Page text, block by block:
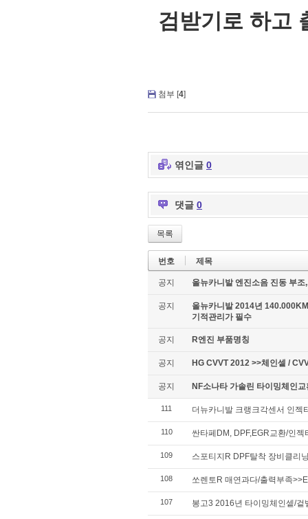
검받기로 하고
첨부 [4]
엮인글 0
댓글 0
목록
번호 제목
공지 올뉴카니발 엔진소음 진동 부
공지
올뉴카니발 2014년
기적관리가 필수
공지 R엔진 부품명칭
공지 HG CVVT 2012 >>체인셑 /
공지 NF소나타 가솔린 타이밍체인
111 더뉴카니발 크랭크각센서 인젝
110 싼타페DM, DPF,EGR교환/인젝
109 스포티지R DPF탈착 장비클리
108 쏘렌토R 매연과다/출력부족
107 봉고3 2016년 타이밍체인셑/